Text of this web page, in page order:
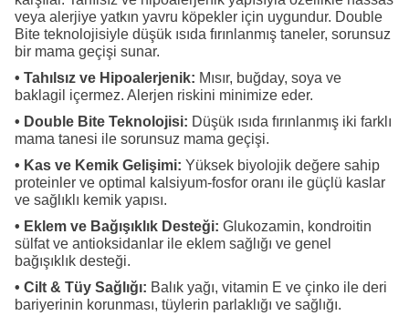
veya alerjiye yatkın yavru köpekler için uygundur. Double
Bite teknolojisiyle düşük ısıda fırınlanmış taneler, sorunsuz
bir mama geçişi sunar.
• Tahılsız ve Hipoalerjenik: Mısır, buğday, soya ve
baklagil içermez. Alerjen riskini minimize eder.
• Double Bite Teknolojisi: Düşük ısıda fırınlanmış iki farklı
mama tanesi ile sorunsuz mama geçişi.
• Kas ve Kemik Gelişimi: Yüksek biyolojik değere sahip
proteinler ve optimal kalsiyum-fosfor oranı ile güçlü kaslar
ve sağlıklı kemik yapısı.
• Eklem ve Bağışıklık Desteği: Glukozamin, kondroitin
sülfat ve antioksidanlar ile eklem sağlığı ve genel
bağışıklık desteği.
• Cilt & Tüy Sağlığı: Balık yağı, vitamin E ve çinko ile deri
bariyerinin korunması, tüylerin parlaklığı ve sağlığı.